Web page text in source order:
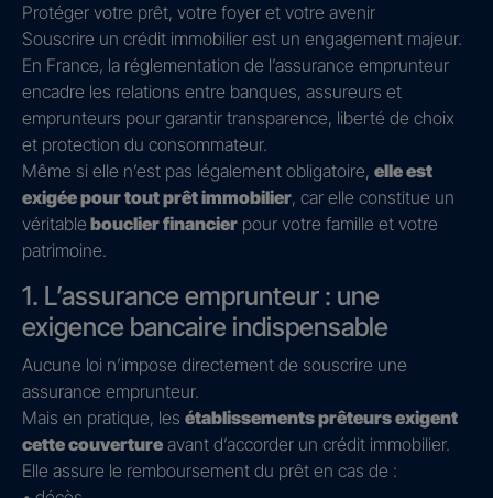
Protéger votre prêt, votre foyer et votre avenir
Souscrire un crédit immobilier est un engagement majeur.
En France, la réglementation de l’assurance emprunteur
encadre les relations entre banques, assureurs et
emprunteurs pour garantir transparence, liberté de choix
et protection du consommateur.
Même si elle n’est pas légalement obligatoire, elle est
exigée pour tout prêt immobilier, car elle constitue un
véritable bouclier financier pour votre famille et votre
patrimoine.
1. L’assurance emprunteur : une
exigence bancaire indispensable
Aucune loi n’impose directement de souscrire une
assurance emprunteur.
Mais en pratique, les établissements prêteurs exigent
cette couverture avant d’accorder un crédit immobilier.
Elle assure le remboursement du prêt en cas de :